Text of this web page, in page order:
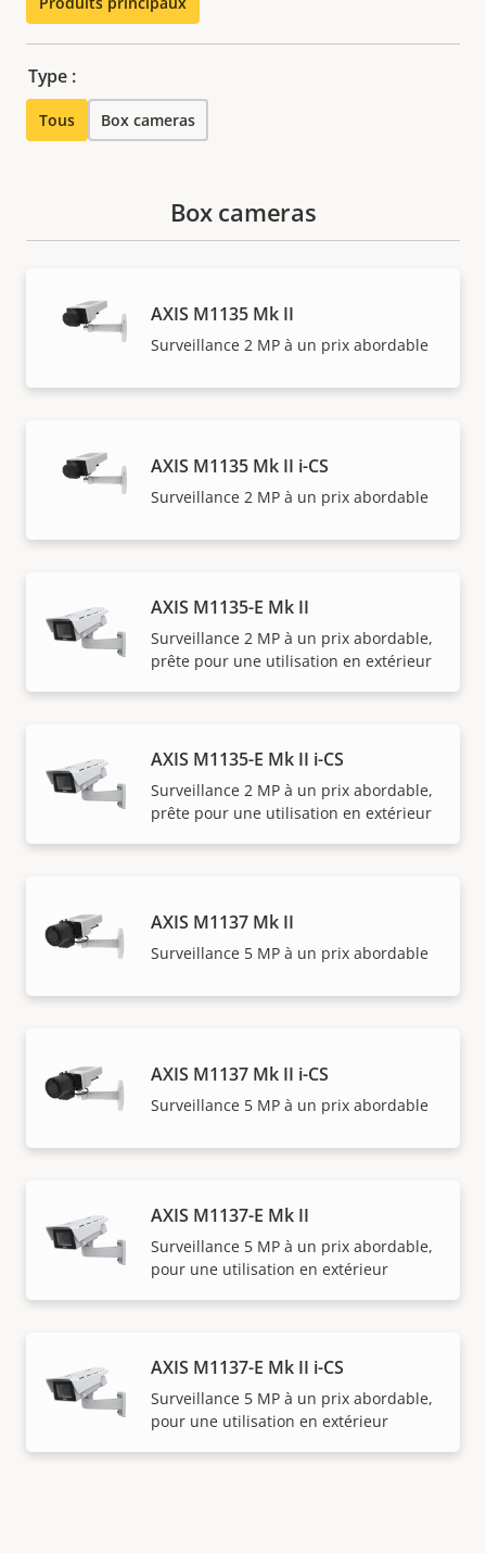
Type :
Tous Box cameras
Box cameras
AXIS M1135 Mk II
Surveillance 2 MP à un prix abordable
AXIS M1135 Mk II i-CS
Surveillance 2 MP à un prix abordable
AXIS M1135-E Mk II
Surveillance 2 MP à un prix abordable,
prête pour une utilisation en extérieur
AXIS M1135-E Mk II i-CS
Surveillance 2 MP à un prix abordable,
prête pour une utilisation en extérieur
AXIS M1137 Mk II
Surveillance 5 MP à un prix abordable
AXIS M1137 Mk II i-CS
Surveillance 5 MP à un prix abordable
AXIS M1137-E Mk II
Surveillance 5 MP à un prix abordable,
pour une utilisation en extérieur
AXIS M1137-E Mk II i-CS
Surveillance 5 MP à un prix abordable,
pour une utilisation en extérieur